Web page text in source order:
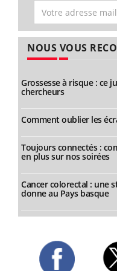
NOUS VOUS
Grossesse à risque : ce
chercheurs
Comment oublier les
Toujours connectés :
en plus sur nos soirées
Cancer colorectal : une
donne au Pays basque